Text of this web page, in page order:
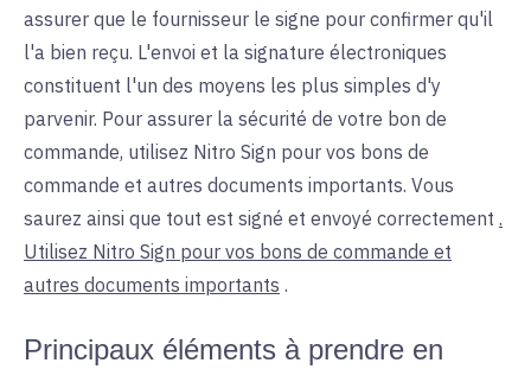
assurer que le fournisseur le signe pour confirmer qu'il
l'a bien reçu. L'envoi et la signature électroniques
constituent l'un des moyens les plus simples d'y
parvenir. Pour assurer la sécurité de votre bon de
commande, utilisez Nitro Sign pour vos bons de
commande et autres documents importants. Vous
saurez ainsi que tout est signé et envoyé correctement .
Utilisez Nitro Sign pour vos bons de commande et
autres documents importants .
Principaux éléments à prendre en